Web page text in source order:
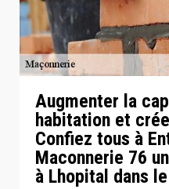
Augmenter la
habitation et
Confiez tous à
Maconnerie 76
à Lhopital dans